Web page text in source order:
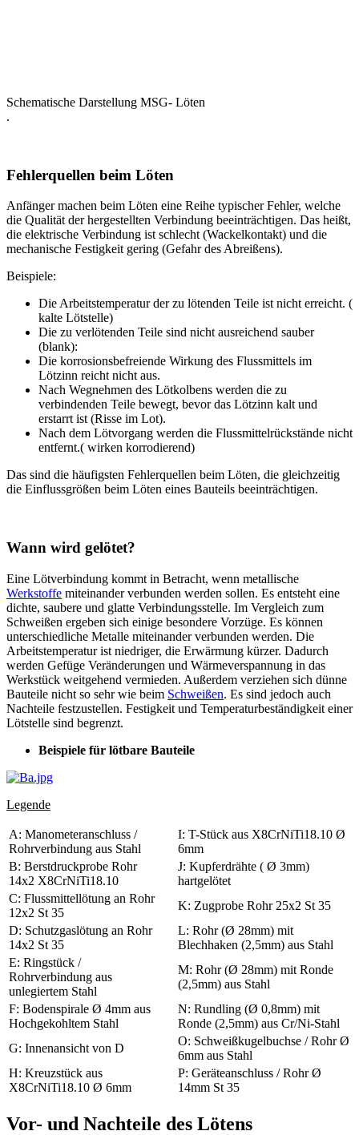
Schematische Darstellung MSG- Löten
.
Fehlerquellen beim Löten
Anfänger machen beim Löten eine Reihe typischer Fehler, welche
die Qualität der hergestellten Verbindung beeinträchtigen. Das heißt,
die elektrische Verbindung ist schlecht (Wackelkontakt) und die
mechanische Festigkeit gering (Gefahr des Abreißens).
Beispiele:
Die Arbeitstemperatur der zu lötenden Teile ist nicht erreicht. (
kalte Lötstelle)
Die zu verlötenden Teile sind nicht ausreichend sauber
(blank):
Die korrosionsbefreiende Wirkung des Flussmittels im
Lötzinn reicht nicht aus.
Nach Wegnehmen des Lötkolbens werden die zu
verbindenden Teile bewegt, bevor das Lötzinn kalt und
erstarrt ist (Risse im Lot).
Nach dem Lötvorgang werden die Flussmittelrückstände nicht
entfernt.( wirken korrodierend)
Das sind die häufigsten Fehlerquellen beim Löten, die gleichzeitig
die Einflussgrößen beim Löten eines Bauteils beeinträchtigen.
Wann wird gelötet?
Eine Lötverbindung kommt in Betracht, wenn metallische
Werkstoffe miteinander verbunden werden sollen. Es entsteht eine
dichte, saubere und glatte Verbindungsstelle. Im Vergleich zum
Schweißen ergeben sich einige besondere Vorzüge. Es können
unterschiedliche Metalle miteinander verbunden werden. Die
Arbeitstemperatur ist niedriger, die Erwärmung kürzer. Dadurch
werden Gefüge Veränderungen und Wärmeverspannung in das
Werkstück weitgehend vermieden. Außerdem verziehen sich dünne
Bauteile nicht so sehr wie beim Schweißen. Es sind jedoch auch
Nachteile festzustellen. Festigkeit und Temperaturbeständigkeit einer
Lötstelle sind begrenzt.
Beispiele für lötbare Bauteile
Legende
A: Manometeranschluss /
Rohrverbindung aus Stahl
I: T-Stück aus X8CrNiTi18.10 Ø
6mm
B: Berstdruckprobe Rohr
14x2 X8CrNiTi18.10
J: Kupferdrähte ( Ø 3mm)
hartgelötet
C: Flussmittellötung an Rohr
12x2 St 35
K: Zugprobe Rohr 25x2 St 35
D: Schutzgaslötung an Rohr
14x2 St 35
L: Rohr (Ø 28mm) mit
Blechhaken (2,5mm) aus Stahl
E: Ringstück /
Rohrverbindung aus
unlegiertem Stahl
M: Rohr (Ø 28mm) mit Ronde
(2,5mm) aus Stahl
F: Bodenspirale Ø 4mm aus
Hochgekohltem Stahl
N: Rundling (Ø 0,8mm) mit
Ronde (2,5mm) aus Cr/Ni-Stahl
G: Innenansicht von D
O: Schweißkugelbuchse / Rohr Ø
6mm aus Stahl
H: Kreuzstück aus
X8CrNiTi18.10 Ø 6mm
P: Geräteanschluss / Rohr Ø
14mm St 35
Vor- und Nachteile des Lötens